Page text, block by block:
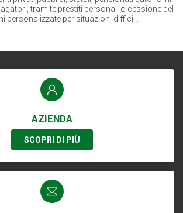
tramite prestiti personali o cessione del
personalizzate per situazioni difficili.
AZIENDA
SCOPRI DI PIÙ